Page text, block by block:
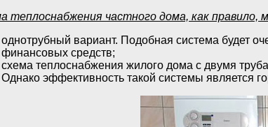
теплоснабжения частного дома, как
однотрубный вариант. Подобная система будет
финансовых средств;
схема теплоснабжения жилого дома с двумя
Однако эффективность такой системы является